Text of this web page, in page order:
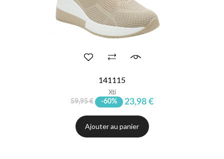
141115
Xti
59,95 € -60% 23,98 €
Ajouter au panier